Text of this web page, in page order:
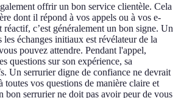
offrir un bon service clientèle. Cela
dont il répond à vos appels ou à vos e-
réactif, c’est généralement un bon signe. Un
les échanges initiaux est révélateur de la
pouvez attendre. Pendant l'appel,
questions sur son expérience, sa
Un serrurier digne de confiance ne devrait
toutes vos questions de manière claire et
bon serrurier ne doit pas avoir peur de vous